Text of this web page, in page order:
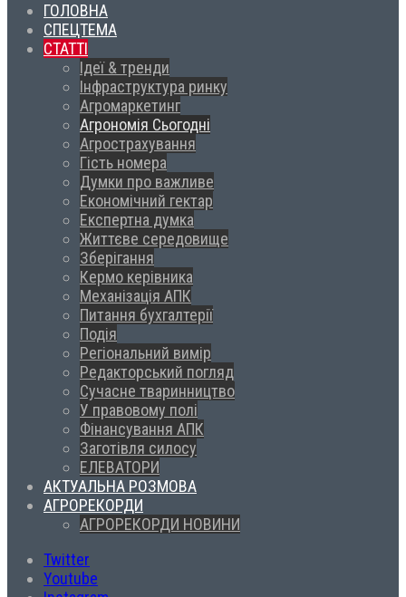
ГОЛОВНА
СПЕЦТЕМА
СТАТТІ
Ідеї & тренди
Інфраструктура ринку
Агромаркетинг
Агрономія Сьогодні
Агрострахування
Гість номера
Думки про важливе
Економічний гектар
Експертна думка
Життєве середовище
Зберігання
Кермо керівника
Механізація АПК
Питання бухгалтерії
Подія
Регіональний вимір
Редакторський погляд
Сучасне тваринництво
У правовому полі
Фінансування АПК
Заготівля силосу
ЕЛЕВАТОРИ
АКТУАЛЬНА РОЗМОВА
АГРОРЕКОРДИ
АГРОРЕКОРДИ НОВИНИ
Twitter
Youtube